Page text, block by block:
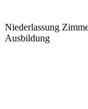
Niederlassung
Ausbildung